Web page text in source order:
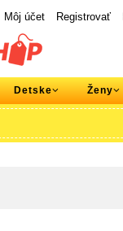
Môj účet Registrovať
Detske Ženy